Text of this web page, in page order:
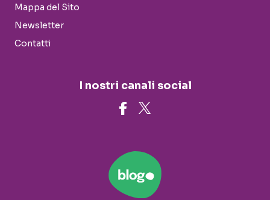
Mappa del Sito
Newsletter
Contatti
I nostri canali social